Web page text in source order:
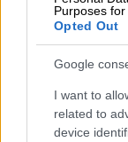
Purposes for
Opted Out
Google
I want to
related to
device
ΕΡΤκάλυψε
αντιδράσεις
Μαρινάκης,
της
βρουν
ανθρώπων.